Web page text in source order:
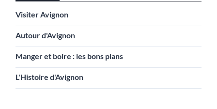
Visiter Avignon
Autour d'Avignon
Manger et boire : les bons plans
L'Histoire d'Avignon